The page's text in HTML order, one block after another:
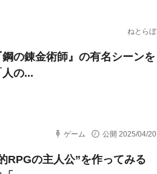
ねとらぼ
の錬金術師』の有名シーンを
の...
ゲーム 公開 2025/04/20
RPGの主人公”を作ってみる